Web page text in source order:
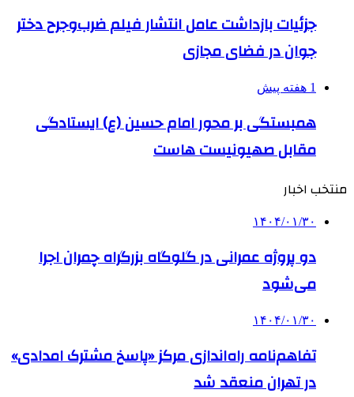
جزئیات بازداشت عامل انتشار فیلم ضرب‌وجرح دختر
جوان در فضای مجازی
1 هفته پیش
همبستگی بر محور امام حسین (ع) ایستادگی
مقابل صهیونیست هاست
منتخب اخبار
۱۴۰۴/۰۱/۳۰
دو پروژه عمرانی در گلوگاه بزرگراه چمران اجرا
می‌شود
۱۴۰۴/۰۱/۳۰
تفاهم‌نامه راه‌اندازی مرکز «پاسخ مشترک امدادی»
در تهران منعقد شد